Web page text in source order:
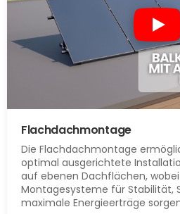
Flachdachmontage
Die Flachdachmontage
optimal ausgerichtete
auf ebenen Dachflächen, wobei
Montagesysteme für Stabilität,
maximale Energieerträge